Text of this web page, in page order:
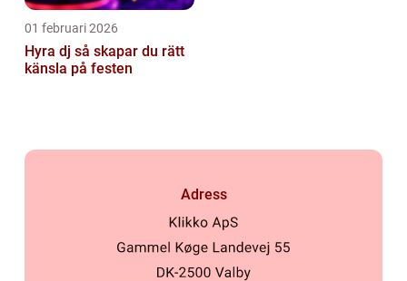
01 februari 2026
Hyra dj så skapar du rätt
känsla på festen
Adress